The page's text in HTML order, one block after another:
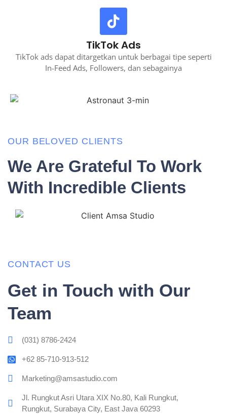
TikTok Ads
TikTok ads dapat ditargetkan untuk berbagai tipe seperti
In-Feed Ads, Followers, dan sebagainya
OUR BELOVED CLIENTS
We Are Grateful To Work
With Incredible Clients
CONTACT US
Get in Touch with Our
Team
(031) 8786-2424
+62 85-710-913-512
Marketing@amsastudio.com
Jl. Rungkut Asri Utara XIX No.80, Kali Rungkut,
Rungkut, Surabaya City, East Java 60293